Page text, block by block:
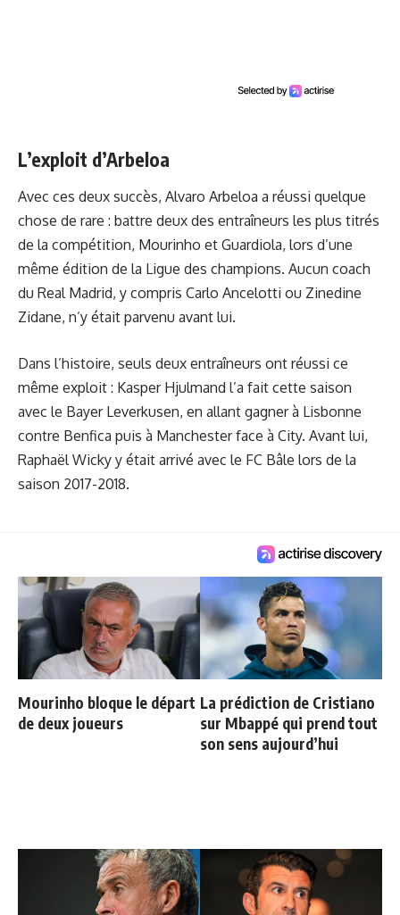
L’exploit d’Arbeloa
Avec ces deux succès, Alvaro Arbeloa a réussi quelque
chose de rare : battre deux des entraîneurs les plus titrés
de la compétition, Mourinho et Guardiola, lors d’une
même édition de la Ligue des champions. Aucun coach
du Real Madrid, y compris Carlo Ancelotti ou Zinedine
Zidane, n’y était parvenu avant lui.
Dans l’histoire, seuls deux entraîneurs ont réussi ce
même exploit : Kasper Hjulmand l’a fait cette saison
avec le Bayer Leverkusen, en allant gagner à Lisbonne
contre Benfica puis à Manchester face à City. Avant lui,
Raphaël Wicky y était arrivé avec le FC Bâle lors de la
saison 2017-2018.
Mourinho bloque le départ
de deux joueurs
La prédiction de Cristiano
sur Mbappé qui prend tout
son sens aujourd’hui